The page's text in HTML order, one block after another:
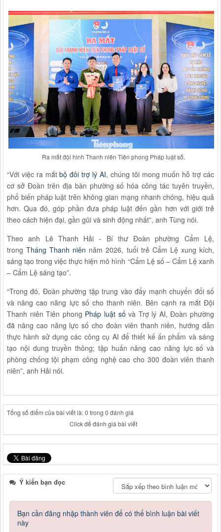
Ra mắt đội hình Thanh niên Tiên phong Pháp luật số.
“Với việc ra mắtbộ đôi trợ lý AI, chúng tôi mong muốn hỗ trợ các
cơ sở Đoàn trên địa bàn phường số hóa công tác tuyên truyền,
phổ biến pháp luật trên không gian mạng nhanh chóng, hiệu quả
hơn. Qua đó, góp phần đưa pháp luật đến gần hơn với giới trẻ
theo cách hiện đại, gần gũi và sinh động nhất”, anh Tùng nói.
Theo anh Lê Thanh Hải - Bí thư Đoàn phường Cẩm Lệ,
trongTháng Thanh niên năm 2026, tuổi trẻ Cẩm Lệ xung kích,
sáng tạo trong việc thực hiện mô hình “Cẩm Lệ số – Cẩm Lệ xanh
– Cẩm Lệ sáng tạo”.
“Trong đó, Đoàn phường tập trung vào đẩy mạnh chuyển đổi số
và nâng cao năng lực số cho thanh niên. Bên cạnh ra mắt Đội
Thanh niên Tiên phong Pháp luật số và Trợ lý AI, Đoàn phường
đã nâng cao năng lực số cho đoàn viên thanh niên, hướng dẫn
thực hành sử dụng các công cụ AI để thiết kế ấn phẩm và sáng
tạo nội dung truyền thông; tập huấn nâng cao năng lực số và
phòng chống tội phạm công nghệ cao cho 300 đoàn viên thanh
niên”, anh Hải nói.
Tổng số điểm của bài viết là: 0 trong 0 đánh giá
Click để đánh giá bài viết
Ý kiến bạn đọc
Bạn cần đăng nhập thành viên để có thể bình luận bài viết
này